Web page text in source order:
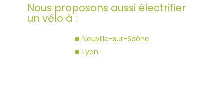
Nous proposons aussi électrifier
un vélo à :
Neuville-sur-Saône
Lyon